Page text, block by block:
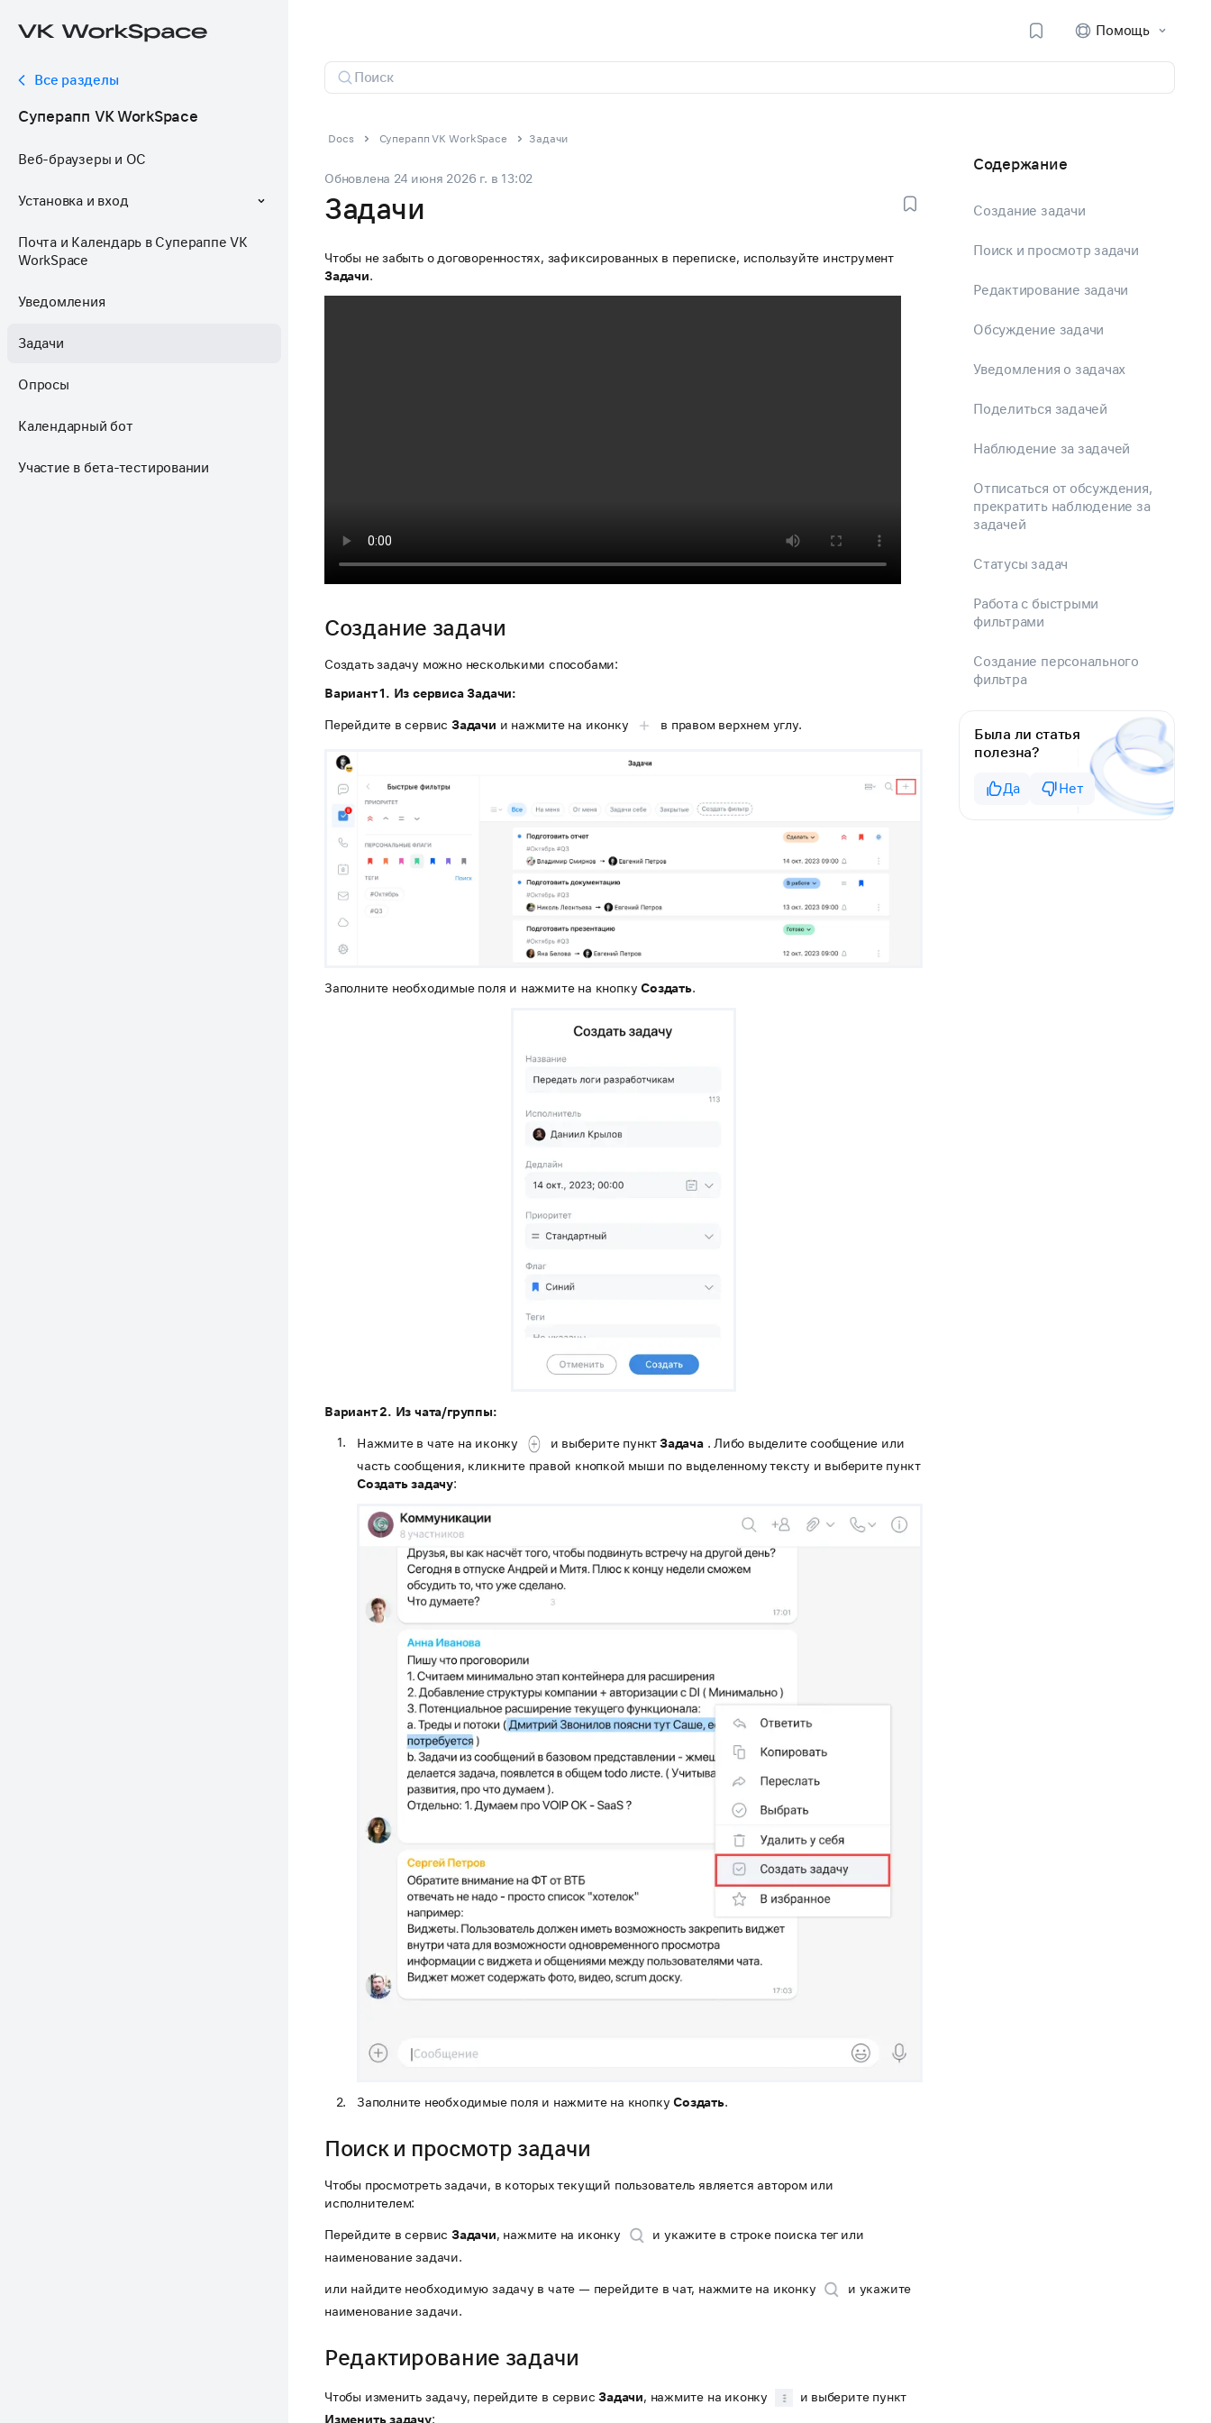
Помощь
Все разделы
Суперапп VK WorkSpace
Веб-браузеры и ОС
Установка и вход
Почта и Календарь в Супераппе VK
WorkSpace
Уведомления
Задачи
Опросы
Календарный бот
Участие в бета-тестировании
Docs Суперапп VK WorkSpace Задачи
Обновлена 24 июня 2026 г. в 13:02
Задачи
Чтобы не забыть о договоренностях, зафиксированных в переписке, используйте инструмент
Задачи.
Создание задачи
Создать задачу можно несколькими способами:
Вариант 1. Из сервиса Задачи:
Перейдите в сервисЗадачи и нажмите на иконку в правом верхнем углу.
Заполните необходимые поля и нажмите на кнопку Создать.
Вариант 2. Из чата/группы:
Нажмите в чате на иконку и выберите пунктЗадача. Либо выделите сообщение или
часть сообщения, кликните правой кнопкой мыши по выделенному тексту и выберите пункт
Создать задачу:
Заполните необходимые поля и нажмите на кнопку Создать.
Поиск и просмотр задачи
Чтобы просмотреть задачи, в которых текущий пользователь является автором или
исполнителем:
Перейдите в сервисЗадачи, нажмите на иконку
и укажите в строке поиска тег или
наименование задачи.
или найдите необходимую задачу в чате — перейдите в чат, нажмите на иконку
и укажите
наименование задачи.
Редактирование задачи
Чтобы изменить задачу, перейдите в сервисЗадачи, нажмите на иконку
и выберите пункт
Изменить задачу:
Содержание
Создание задачи
Поиск и просмотр задачи
Редактирование задачи
Обсуждение задачи
Уведомления о задачах
Поделиться задачей
Наблюдение за задачей
Отписаться от обсуждения,
прекратить наблюдение за
задачей
Статусы задач
Работа с быстрыми
фильтрами
Создание персонального
фильтра
Была ли статья
полезна?
Да Нет